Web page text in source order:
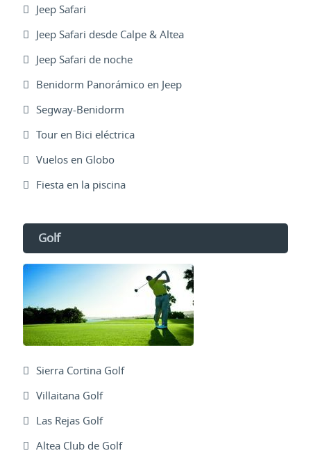
Jeep Safari
Jeep Safari desde Calpe & Altea
Jeep Safari de noche
Benidorm Panorámico en Jeep
Segway-Benidorm
Tour en Bici eléctrica
Vuelos en Globo
Fiesta en la piscina
Golf
Sierra Cortina Golf
Villaitana Golf
Las Rejas Golf
Altea Club de Golf